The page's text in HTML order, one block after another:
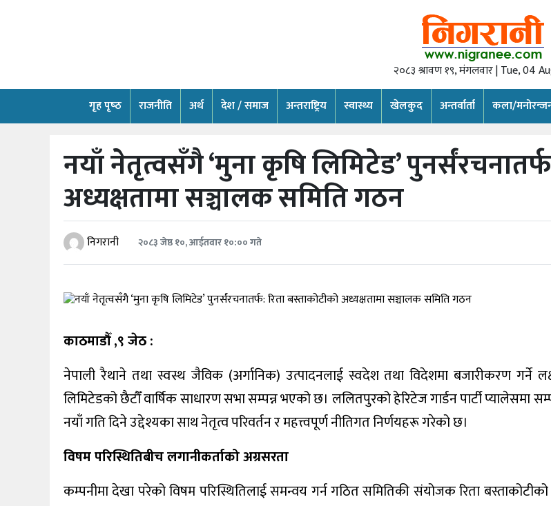
२०८३ श्रावण १९, मंगलवार | Tue, 04
गृह पृष्‍ठ
राजनीति अर्थ देश / समाज अन्तराष्ट्रिय स्वास्थ्य खेलकुद अन्तर्वार्ता कला/
राजनीति
अर्थ
नयाँ नेतृत्वसँगै ‘मुना कृषि लिमिटेड’
अध्यक्षतामा सञ्चालक समिति गठन
निगरानी २०८३ जेष्ठ १०, आईतवार १०:०० गते
काठमाडौँ ,९ जेठ :
नेपाली रैथाने तथा स्वस्थ जैविक (अर्गानिक) उत्पादनलाई स्वदेश तथा विदेशमा बजारीकरण गर्ने
लिमिटेडको छैटौँ वार्षिक साधारण सभा सम्पन्न भएको छ। ललितपुरको हेरिटेज गार्डन पार्टी प्यालेसमा
नयाँ गति दिने उद्देश्यका साथ नेतृत्व परिवर्तन र महत्त्वपूर्ण नीतिगत निर्णयहरू गरेको छ।
विषम परिस्थितिबीच लगानीकर्ताको अग्रसरता
कम्पनीमा देखा परेको विषम परिस्थितिलाई समन्वय गर्न गठित समितिकी संयोजक रिता